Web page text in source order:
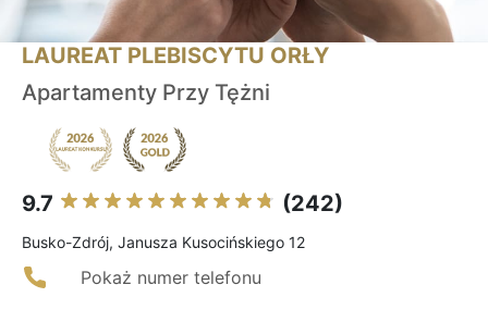
LAUREAT PLEBISCYTU ORŁY
Apartamenty Przy Tężni
9.7 (242)
Busko-Zdrój, Janusza Kusocińskiego 12
Pokaż numer telefonu